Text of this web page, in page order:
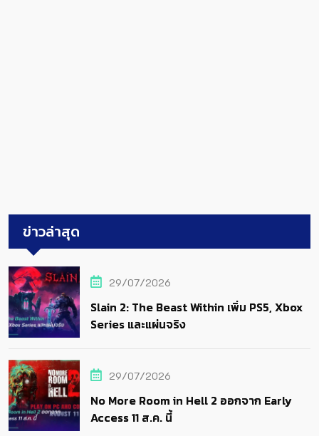
ข่าวล่าสุด
29/07/2026
Slain 2: The Beast Within เพิ่ม PS5, Xbox
Series และแผ่นจริง
29/07/2026
No More Room in Hell 2 ออกจาก Early
Access 11 ส.ค. นี้